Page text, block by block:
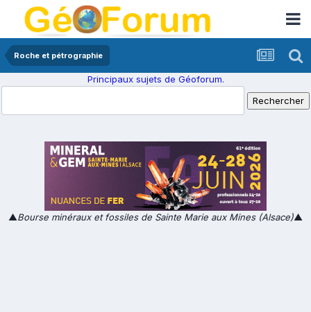
Roche et pétrographie
Principaux sujets de Géoforum.
▲Bourse minéraux et fossiles de Sainte Marie aux Mines (Alsace)▲